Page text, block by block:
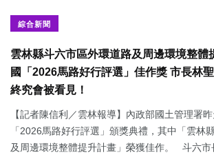
綜合新聞
雲林縣斗六市區外環道路及周邊環境整體
國「2026馬路好行評選」佳作獎 市長林
終究會被看見！
【記者陳信利／雲林報導】內政部國土管理署
「2026馬路好行評選」頒獎典禮，其中「雲林
及周邊環境整體提升計畫」榮獲佳作。 斗六市